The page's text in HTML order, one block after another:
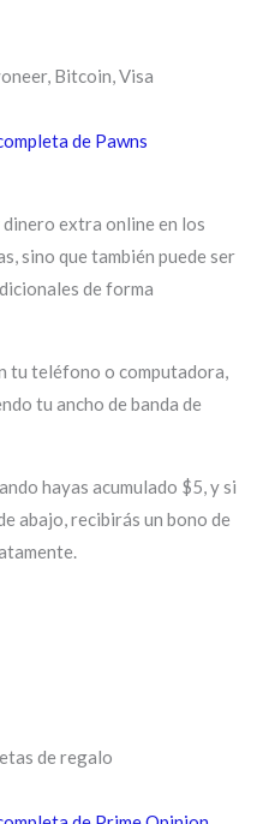
Bitcoin, Visa
de Pawns
extra online en los
sino que también puede ser
de forma
tu teléfono o computadora,
tu ancho de banda de
hayas acumulado $5, y si
abajo, recibirás un bono de
de regalo